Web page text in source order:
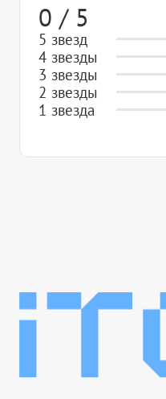
0 / 5
5 звезд
4 звезды
3 звезды
2 звезды
1 звезда